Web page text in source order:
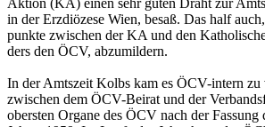
Ak­ti­on (KA) einen sehr guten Draht zur
in der Erz­diö­ze­se Wien, besaß. Das half
punk­te zwi­schen der KA und den
ders den ÖCV, ab­zu­mil­dern.
In der Amts­zeit Kolbs kam es ÖCV-in­tern zu
zwi­schen dem ÖCV-Bei­rat und der
obers­ten Or­ga­ne des ÖCV nach der